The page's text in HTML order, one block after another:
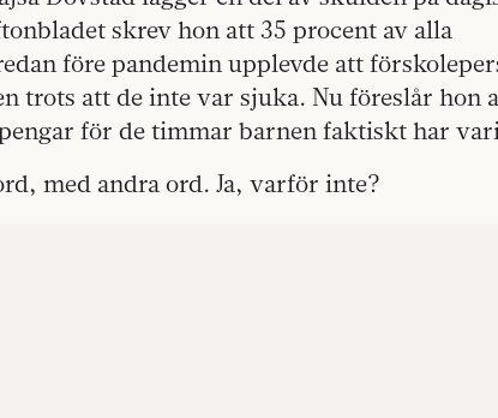
skrev hon att 35 procent av alla
före pandemin upplevde att
trots att de inte var sjuka. Nu föreslår hon
för de timmar barnen faktiskt har
med andra ord. Ja, varför inte?